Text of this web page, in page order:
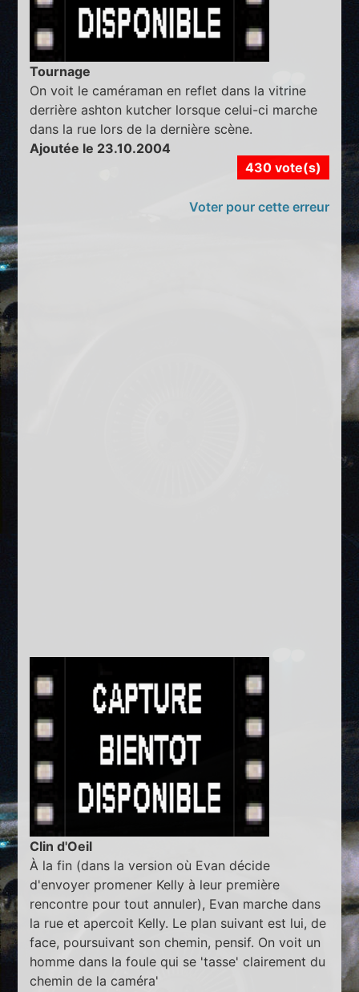
Tournage
On voit le caméraman en reflet dans la vitrine
derrière ashton kutcher lorsque celui-ci marche
dans la rue lors de la dernière scène.
Ajoutée le 23.10.2004
430 vote(s)
Voter pour cette erreur
Clin d'Oeil
À la fin (dans la version où Evan décide
d'envoyer promener Kelly à leur première
rencontre pour tout annuler), Evan marche dans
la rue et apercoit Kelly. Le plan suivant est lui, de
face, poursuivant son chemin, pensif. On voit un
homme dans la foule qui se 'tasse' clairement du
chemin de la caméra'